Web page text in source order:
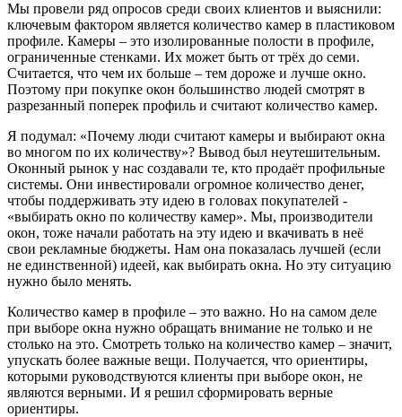
Мы провели ряд опросов среди своих клиентов и выяснили:
ключевым фактором является количество камер в пластиковом
профиле. Камеры – это изолированные полости в профиле,
ограниченные стенками. Их может быть от трёх до семи.
Считается, что чем их больше – тем дороже и лучше окно.
Поэтому при покупке окон большинство людей смотрят в
разрезанный поперек профиль и считают количество камер.
Я подумал: «Почему люди считают камеры и выбирают окна
во многом по их количеству»? Вывод был неутешительным.
Оконный рынок у нас создавали те, кто продаёт профильные
системы. Они инвестировали огромное количество денег,
чтобы поддерживать эту идею в головах покупателей -
«выбирать окно по количеству камер». Мы, производители
окон, тоже начали работать на эту идею и вкачивать в неё
свои рекламные бюджеты. Нам она показалась лучшей (если
не единственной) идеей, как выбирать окна. Но эту ситуацию
нужно было менять.
Количество камер в профиле – это важно. Но на самом деле
при выборе окна нужно обращать внимание не только и не
столько на это. Смотреть только на количество камер – значит,
упускать более важные вещи. Получается, что ориентиры,
которыми руководствуются клиенты при выборе окон, не
являются верными. И я решил сформировать верные
ориентиры.